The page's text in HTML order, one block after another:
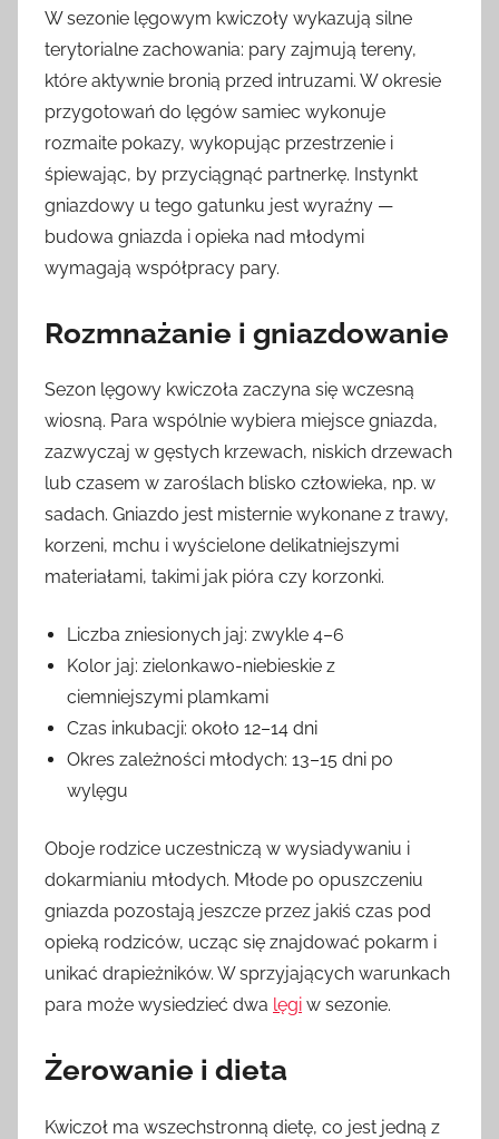
W sezonie lęgowym kwiczoły wykazują silne
terytorialne zachowania: pary zajmują tereny,
które aktywnie bronią przed intruzami. W okresie
przygotowań do lęgów samiec wykonuje
rozmaite pokazy, wykopując przestrzenie i
śpiewając, by przyciągnąć partnerkę. Instynkt
gniazdowy u tego gatunku jest wyraźny —
budowa gniazda i opieka nad młodymi
wymagają współpracy pary.
Rozmnażanie i gniazdowanie
Sezon lęgowy kwiczoła zaczyna się wczesną
wiosną. Para wspólnie wybiera miejsce gniazda,
zazwyczaj w gęstych krzewach, niskich drzewach
lub czasem w zaroślach blisko człowieka, np. w
sadach. Gniazdo jest misternie wykonane z trawy,
korzeni, mchu i wyścielone delikatniejszymi
materiałami, takimi jak pióra czy korzonki.
Liczba zniesionych jaj: zwykle 4–6
Kolor jaj: zielonkawo-niebieskie z
ciemniejszymi plamkami
Czas inkubacji: około 12–14 dni
Okres zależności młodych: 13–15 dni po
wylęgu
Oboje rodzice uczestniczą w wysiadywaniu i
dokarmianiu młodych. Młode po opuszczeniu
gniazda pozostają jeszcze przez jakiś czas pod
opieką rodziców, ucząc się znajdować pokarm i
unikać drapieżników. W sprzyjających warunkach
para może wysiedzieć dwa lęgi w sezonie.
Żerowanie i dieta
Kwiczoł ma wszechstronną dietę, co jest jedną z